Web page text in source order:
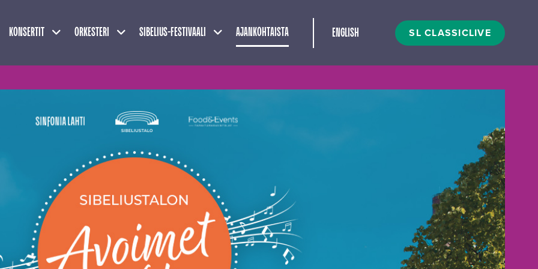
KONSERTIT Näytä alasivut
ORKESTERI Näytä alasivut
SIBELIUS-FESTIVAALI Näytä alasivut
AJANKOHTAISTA ENGLISH SL CLASSICLIVE